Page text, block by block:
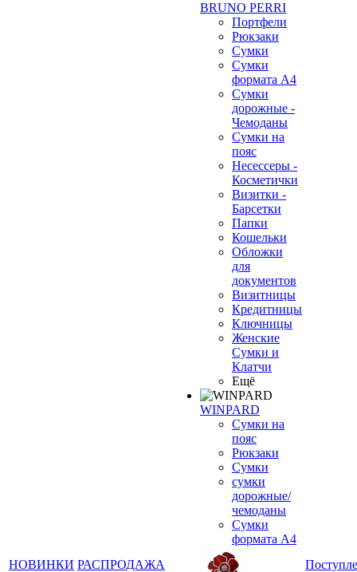
НОВИНКИ РАСПРОДАЖА
BRUNO PERRI
Портфели
Рюкзаки
Сумки
Сумки
формата А4
Сумки
дорожные -
Чемоданы
Сумки на
пояс
Несессеры -
Косметички
Визитки -
Барсетки
Папки
Кошельки
Обложки
для
документов
Визитницы
Кредитницы
Ключницы
Женские
Сумки и
Клатчи
Ещё
WINPARD
Сумки на
пояс
Рюкзаки
Сумки
сумки
дорожные/
чемоданы
Сумки
формата А4